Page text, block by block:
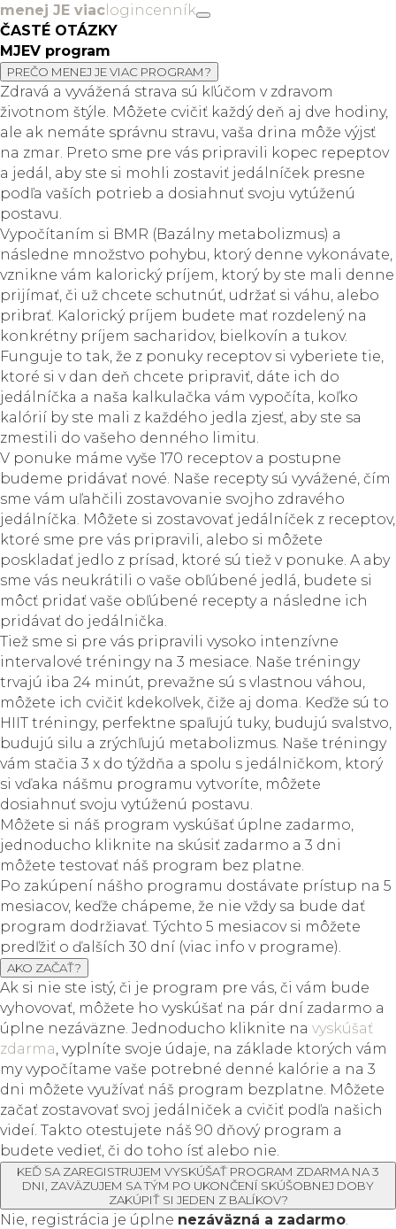
menej JE viac logincenník
ČASTÉ OTÁZKY
MJEV program
PREČO MENEJ JE VIAC PROGRAM?
Zdravá a vyvážená strava sú kľúčom v zdravom
životnom štýle. Môžete cvičiť každý deň aj dve hodiny,
ale ak nemáte správnu stravu, vaša drina môže výjsť
na zmar. Preto sme pre vás pripravili kopec repeptov
a jedál, aby ste si mohli zostaviť jedálníček presne
podľa vaších potrieb a dosiahnuť svoju vytúženú
postavu.
Vypočítaním si BMR (Bazálny metabolizmus) a
následne množstvo pohybu, ktorý denne vykonávate,
vznikne vám kalorický príjem, ktorý by ste mali denne
prijímať, či už chcete schutnúť, udržať si váhu, alebo
pribrať. Kalorický príjem budete mať rozdelený na
konkrétny príjem sacharidov, bielkovín a tukov.
Funguje to tak, že z ponuky receptov si vyberiete tie,
ktoré si v dan deň chcete pripraviť, dáte ich do
jedálníčka a naša kalkulačka vám vypočíta, koľko
kalórií by ste mali z každého jedla zjesť, aby ste sa
zmestili do vašeho denného limitu.
V ponuke máme vyše 170 receptov a postupne
budeme pridávať nové. Naše recepty sú vyvážené, čím
sme vám uľahčili zostavovanie svojho zdravého
jedálníčka. Môžete si zostavovať jedálníček z receptov,
ktoré sme pre vás pripravili, alebo si môžete
poskladať jedlo z prísad, ktoré sú tiež v ponuke. A aby
sme vás neukrátili o vaše obľúbené jedlá, budete si
môcť pridať vaše obľúbené recepty a následne ich
pridávať do jedálnička.
Tiež sme si pre vás pripravili vysoko intenzívne
intervalové tréningy na 3 mesiace. Naše tréningy
trvajú iba 24 minút, prevažne sú s vlastnou váhou,
môžete ich cvičiť kdekoľvek, čiže aj doma. Keďže sú to
HIIT tréningy, perfektne spaľujú tuky, budujú svalstvo,
budujú silu a zrýchľujú metabolizmus. Naše tréningy
vám stačia 3 x do týždňa a spolu s jedálničkom, ktorý
si vďaka nášmu programu vytvoríte, môžete
dosiahnuť svoju vytúženú postavu.
Môžete si náš program vyskúšať úplne zadarmo,
jednoducho kliknite na skúsiť zadarmo a 3 dni
môžete testovať náš program bez platne.
Po zakúpení nášho programu dostávate prístup na 5
mesiacov, keďže chápeme, že nie vždy sa bude dať
program dodržiavať. Týchto 5 mesiacov si môžete
predľžiť o ďalších 30 dní (viac info v programe).
AKO ZAČAŤ?
Ak si nie ste istý, či je program pre vás, či vám bude
vyhovovať, môžete ho vyskúšať na pár dní zadarmo a
úplne nezáväzne. Jednoducho kliknite na vyskúšať
zdarma, vyplníte svoje údaje, na základe ktorých vám
my vypočítame vaše potrebné denné kalórie a na 3
dni môžete využívať náš program bezplatne. Môžete
začať zostavovať svoj jedálniček a cvičiť podľa našich
videí. Takto otestujete náš 90 dňový program a
budete vedieť, či do toho ísť alebo nie.
KEĎ SA ZAREGISTRUJEM VYSKÚŠAŤ PROGRAM ZDARMA NA 3
DNI, ZAVÄZUJEM SA TÝM PO UKONČENÍ SKÚŠOBNEJ DOBY
ZAKÚPIŤ SI JEDEN Z BALÍKOV?
Nie, registrácia je úplne nezáväzná a zadarmo.